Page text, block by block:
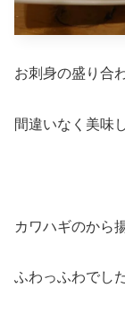
お刺身の盛り合
間違いなく美味
カワハギのから
ふわっふわでした